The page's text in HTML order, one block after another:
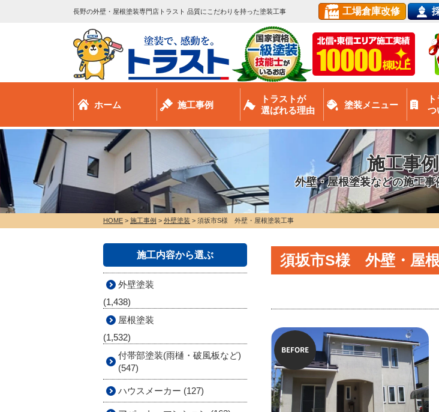
長野の外壁・屋根塗装専門店トラスト 品質にこだわりを持った塗装工事 工場倉庫改修
ホーム 施工事例
トラストが
選ばれる理由
塗装メニュー
つ
施工事例
外壁・屋根塗装などの施工
HOME > 施工事例 > 外壁塗装 > 須坂市S様 外壁・屋根塗装工事
須坂市S様 外壁・屋
BEFORE
施工内容から選ぶ
外壁塗装
(1,438)
屋根塗装
(1,532)
付帯部塗装(雨樋・破風板など)
(547)
ハウスメーカー (127)